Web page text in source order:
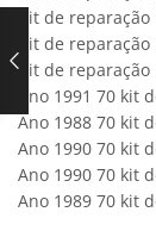
Kit de
Kit de
Kit de reparação
Ano 1991 70 kit
Ano 1988 70 kit
Ano 1990 70 kit
Ano 1990 70 kit
Ano 1989 70 kit